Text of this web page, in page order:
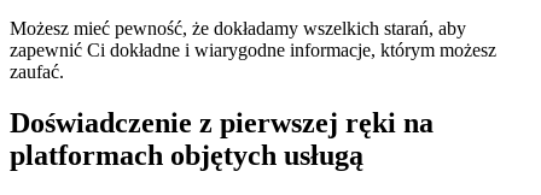
Możesz mieć pewność, że dokładamy wszelkich starań, aby
zapewnić Ci dokładne i wiarygodne informacje, którym możesz
zaufać.
Doświadczenie z pierwszej ręki na
platformach objętych usługą